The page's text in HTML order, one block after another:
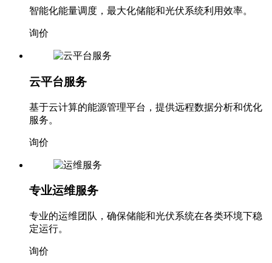
智能化能量调度，最大化储能和光伏系统利用效率。
询价
云平台服务
基于云计算的能源管理平台，提供远程数据分析和优化
服务。
询价
专业运维服务
专业的运维团队，确保储能和光伏系统在各类环境下稳
定运行。
询价